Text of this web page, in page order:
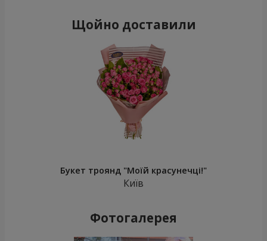
Щойно доставили
Букет троянд "Моїй красунечці!"
Київ
Фотогалерея